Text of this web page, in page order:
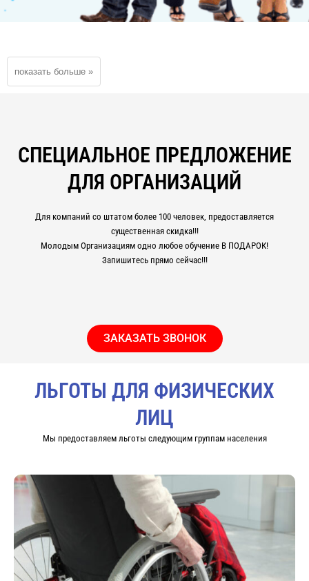
СПЕЦИАЛЬНОЕ ПРЕДЛОЖЕНИЕ
ДЛЯ ОРГАНИЗАЦИЙ
Для компаний со штатом более 100 человек, предоставляется
существенная скидка!!!
Молодым Организациям одно любое обучение В ПОДАРОК!
Запишитесь прямо сейчас!!!
ЗАКАЗАТЬ ЗВОНОК
ЛЬГОТЫ ДЛЯ ФИЗИЧЕСКИХ
ЛИЦ
Мы предоставляем льготы следующим группам населения